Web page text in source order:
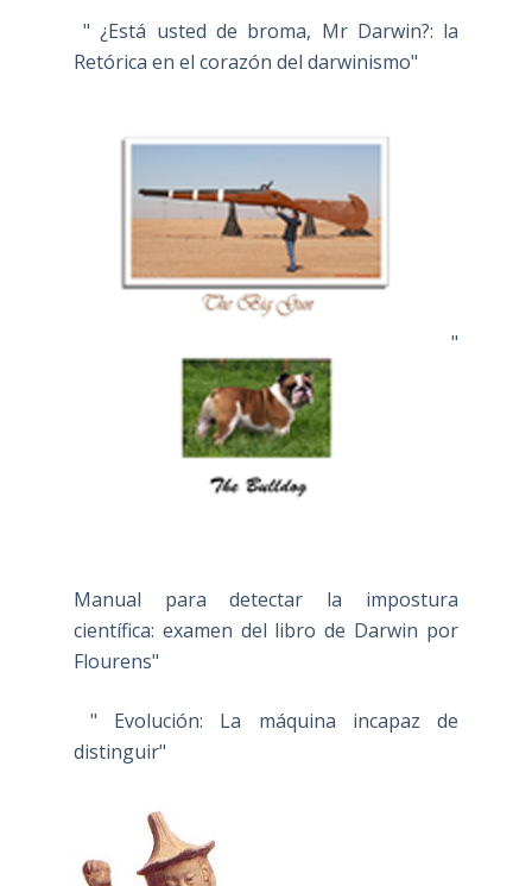
" ¿Está usted de broma, Mr Darwin?: la
Retórica en el corazón del darwinismo"
"
Manual para detectar la impostura
científica: examen del libro de Darwin por
Flourens"
" Evolución: La máquina incapaz de
distinguir"